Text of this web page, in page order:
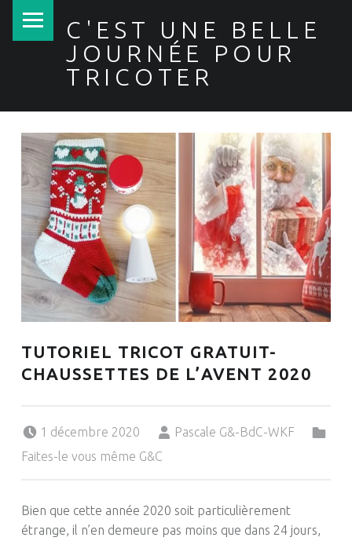
C'EST UNE BELLE
JOURNÉE POUR
TRICOTER
TUTORIEL TRICOT GRATUIT-
CHAUSSETTES DE L’AVENT 2020
1 décembre 2020
Pascale G&-BdC-WKF
Faites-le vous même G&C
Bien que cette année 2020 soit particulièrement
étrange, il n’en demeure pas moins que dans 24 jours,